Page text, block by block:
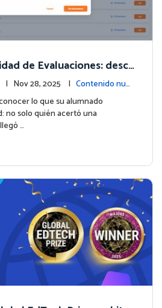
de Evaluaciones: descu
realmente saben
| Nov 28, 2025 | Contenido nue
lo que su alumnado
no solo quién acertó una
…